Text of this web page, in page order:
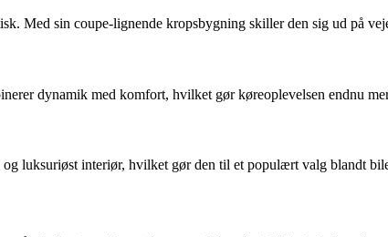
Med sin coupe-lignende kropsbygning skiller den sig ud på
dynamik med komfort, hvilket gør køreoplevelsen endnu
og luksuriøst interiør, hvilket gør den til et populært valg blandt